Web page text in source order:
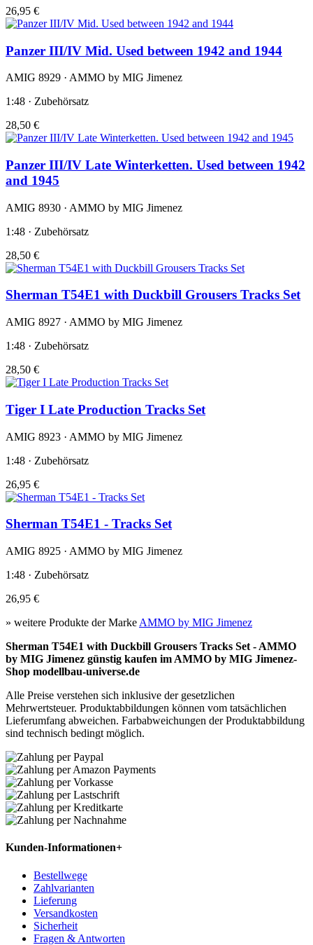
26,95 €
Panzer III/IV Mid. Used between 1942 and 1944
AMIG 8929 · AMMO by MIG Jimenez
1:48 · Zubehörsatz
28,50 €
Panzer III/IV Late Winterketten. Used between 1942
and 1945
AMIG 8930 · AMMO by MIG Jimenez
1:48 · Zubehörsatz
28,50 €
Sherman T54E1 with Duckbill Grousers Tracks Set
AMIG 8927 · AMMO by MIG Jimenez
1:48 · Zubehörsatz
28,50 €
Tiger I Late Production Tracks Set
AMIG 8923 · AMMO by MIG Jimenez
1:48 · Zubehörsatz
26,95 €
Sherman T54E1 - Tracks Set
AMIG 8925 · AMMO by MIG Jimenez
1:48 · Zubehörsatz
26,95 €
» weitere Produkte der Marke AMMO by MIG Jimenez
Sherman T54E1 with Duckbill Grousers Tracks Set - AMMO
by MIG Jimenez günstig kaufen im AMMO by MIG Jimenez-
Shop modellbau-universe.de
Alle Preise verstehen sich inklusive der gesetzlichen
Mehrwertsteuer. Produktabbildungen können vom tatsächlichen
Lieferumfang abweichen. Farbabweichungen der Produktabbildung
sind technisch bedingt möglich.
Kunden-Informationen+
Bestellwege
Zahlvarianten
Lieferung
Versandkosten
Sicherheit
Fragen & Antworten